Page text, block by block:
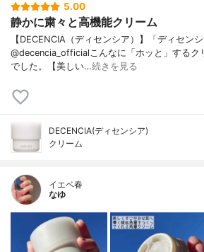
5.00
静かに粛々と高機能クリーム
【DECENCIA（ディセンシア）】「ディセン
@decencia_officialこんなに「ホッと」するク
でした。【美しい…続きを見る
DECENCIA(ディセンシア)
クリーム
イエベ春
なゆ